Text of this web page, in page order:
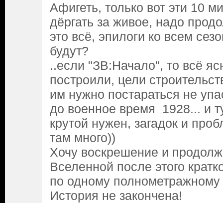
Афигеть, только вот эти 10
дёргать за живое, надо
это всё, эпилоги ко всем
будут?
..если "ЗВ:Начало", то всё
построили, цели
им нужно постараться не
до военное время 1928... и
крутой нужен, загадок и
там много))
Хочу воскрешение и
Вселенной после этого
по одному полнометражному
История не закончена!